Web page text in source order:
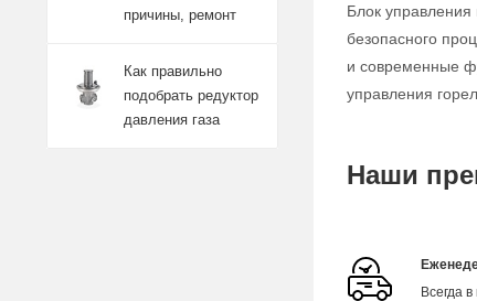
Блок
безопасного
и современные
управления
Наши
Всегда
причины, ремонт
Как правильно
подобрать редуктор
давления газа